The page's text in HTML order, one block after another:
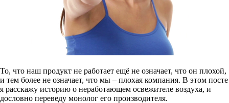
То, что наш продукт не работает ещё не означает, что он плохой,
и тем более не означает, что мы – плохая компания. В этом посте
я расскажу историю о неработающем освежителе воздуха, и
дословно переведу монолог его производителя.